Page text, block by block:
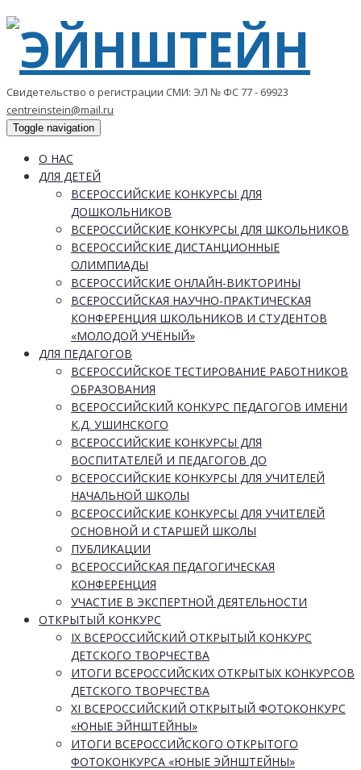
Свидетельство о регистрации СМИ: ЭЛ № ФС 77 - 69923
centreinstein@mail.ru
Toggle navigation
О НАС
ДЛЯ ДЕТЕЙ
ВСЕРОССИЙСКИЕ КОНКУРСЫ ДЛЯ
ДОШКОЛЬНИКОВ
ВСЕРОССИЙСКИЕ КОНКУРСЫ ДЛЯ ШКОЛЬНИКОВ
ВСЕРОССИЙСКИЕ ДИСТАНЦИОННЫЕ
ОЛИМПИАДЫ
ВСЕРОССИЙСКИЕ ОНЛАЙН-ВИКТОРИНЫ
ВСЕРОССИЙСКАЯ НАУЧНО-ПРАКТИЧЕСКАЯ
КОНФЕРЕНЦИЯ ШКОЛЬНИКОВ И СТУДЕНТОВ
«МОЛОДОЙ УЧЁНЫЙ»
ДЛЯ ПЕДАГОГОВ
ВСЕРОССИЙСКОЕ ТЕСТИРОВАНИЕ РАБОТНИКОВ
ОБРАЗОВАНИЯ
ВСЕРОССИЙСКИЙ КОНКУРС ПЕДАГОГОВ ИМЕНИ
К.Д. УШИНСКОГО
ВСЕРОССИЙСКИЕ КОНКУРСЫ ДЛЯ
ВОСПИТАТЕЛЕЙ И ПЕДАГОГОВ ДО
ВСЕРОССИЙСКИЕ КОНКУРСЫ ДЛЯ УЧИТЕЛЕЙ
НАЧАЛЬНОЙ ШКОЛЫ
ВСЕРОССИЙСКИЕ КОНКУРСЫ ДЛЯ УЧИТЕЛЕЙ
ОСНОВНОЙ И СТАРШЕЙ ШКОЛЫ
ПУБЛИКАЦИИ
ВСЕРОССИЙСКАЯ ПЕДАГОГИЧЕСКАЯ
КОНФЕРЕНЦИЯ
УЧАСТИЕ В ЭКСПЕРТНОЙ ДЕЯТЕЛЬНОСТИ
ОТКРЫТЫЙ КОНКУРС
IX ВСЕРОССИЙСКИЙ ОТКРЫТЫЙ КОНКУРС
ДЕТСКОГО ТВОРЧЕСТВА
ИТОГИ ВСЕРОССИЙСКИХ ОТКРЫТЫХ КОНКУРСОВ
ДЕТСКОГО ТВОРЧЕСТВА
XI ВСЕРОССИЙСКИЙ ОТКРЫТЫЙ ФОТОКОНКУРС
«ЮНЫЕ ЭЙНШТЕЙНЫ»
ИТОГИ ВСЕРОССИЙСКОГО ОТКРЫТОГО
ФОТОКОНКУРСА «ЮНЫЕ ЭЙНШТЕЙНЫ»